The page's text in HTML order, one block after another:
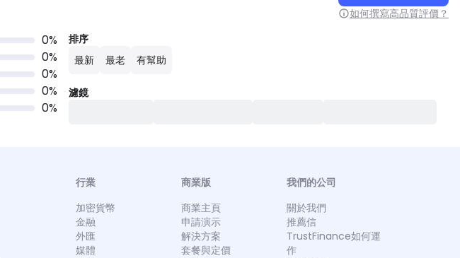
如何撰寫高品質評價？
0%
0%
0%
0%
0%
排序
最新
最老 有幫助
濾鏡
行業
加密貨幣
金融
外匯
媒體
商業版
商業主頁
申請演示
解決方案
套餐與定價
我們的公司
關於我們
推薦信
TrustFinance如何運
作